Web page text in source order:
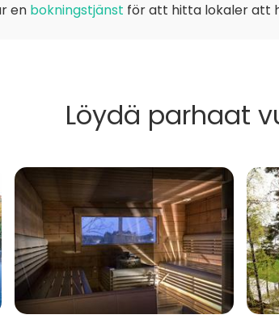
en bokningstjänst för att hitta lokaler att
Löydä parhaat